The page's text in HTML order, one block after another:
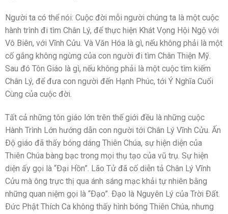
Người ta có thể nói: Cuộc đời mỗi người chúng ta là một cuộc
hành trình đi tìm Chân Lý, để thực hiện Khát Vọng Hội Ngộ với
Vô Biên, với Vĩnh Cửu. Và Văn Hóa là gì, nếu không phải là một
cố gắng không ngừng của con người đi tìm Chân Thiện Mỹ.
Sau đó Tôn Giáo là gì, nếu không phải là một cuộc tìm kiếm
Chân Lý, để đưa con người đến Hạnh Phúc, tới Ý Nghĩa Cuối
Cùng của cuộc đời.
Tất cả những tôn giáo lớn trên thế giới đều là những cuộc
Hành Trình Lớn hướng dẫn con người tới Chân Lý Vĩnh Cửu. Ấn
Ðộ giáo đã thấy bóng dáng Thiên Chúa, sự hiện diện của
Thiên Chúa bàng bạc trong mọi thụ tạo của vũ trụ. Sự hiện
diện ấy gọi là “Ðại Hồn”. Lão Tử đã cố diễn tả Chân Lý Vĩnh
Cửu mà ông trực thị qua ánh sáng mạc khải tự nhiên bằng
những quan niệm gọi là “Ðạo”. Ðạo là Nguyên Lý của Trời Ðất.
Ðức Phật Thích Ca không thấy hình bóng Thiên Chúa, nhưng